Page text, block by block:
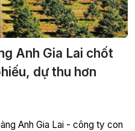
Anh Gia Lai chốt
dự thu hơn
Anh Gia Lai - công ty con